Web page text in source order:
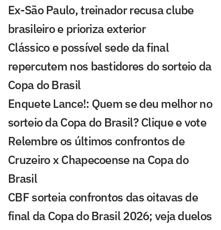
Ex-São Paulo, treinador recusa clube
brasileiro e prioriza exterior
Clássico e possível sede da final
repercutem nos bastidores do sorteio da
Copa do Brasil
Enquete Lance!: Quem se deu melhor no
sorteio da Copa do Brasil? Clique e vote
Relembre os últimos confrontos de
Cruzeiro x Chapecoense na Copa do
Brasil
CBF sorteia confrontos das oitavas de
final da Copa do Brasil 2026; veja duelos